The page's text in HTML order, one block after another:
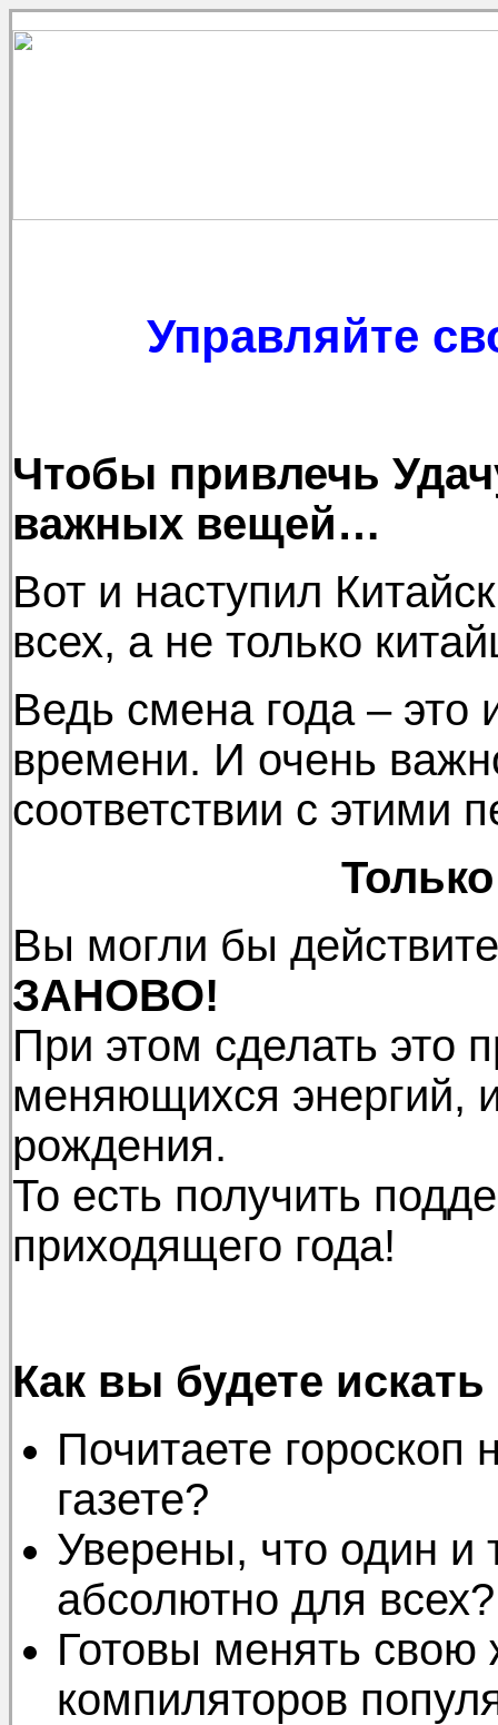
Управляйте
Чтобы привлечь
важных вещей…
Вот и наступил
всех, а не только
Ведь смена года – это
времени. И очень
соответствии с этими
Вы могли бы
ЗАНОВО!
При этом сделать это
меняющихся энергий,
рождения.
То есть получить
приходящего года!
Как вы будете
Почитаете гороскоп
газете?
Уверены, что один и
абсолютно для всех?
Готовы менять свою
компиляторов